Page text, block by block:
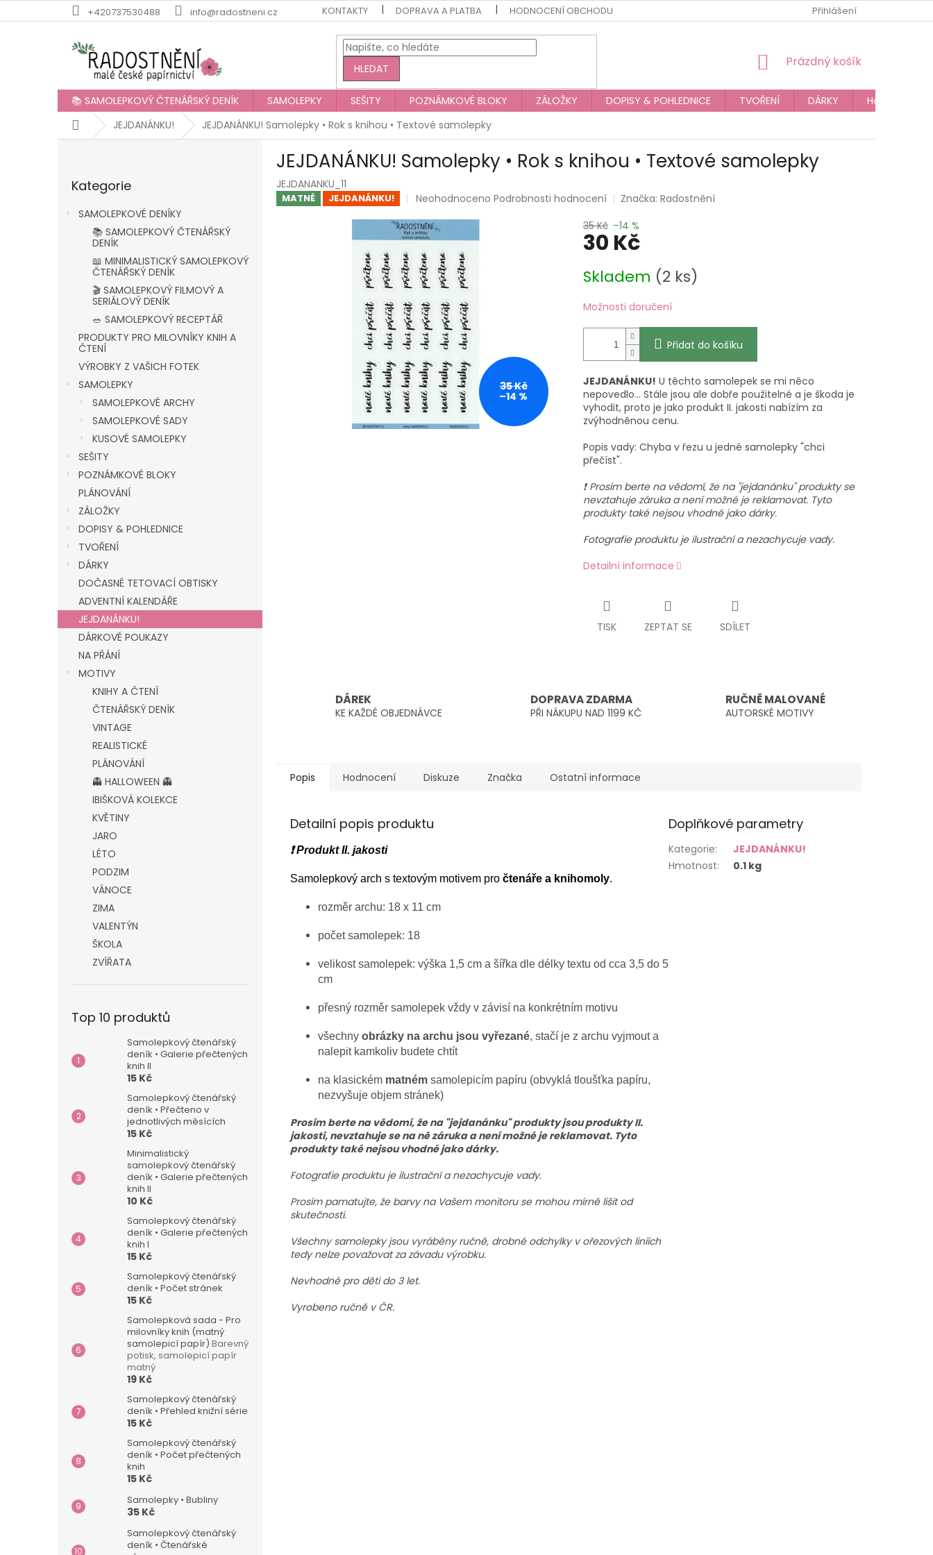
na
+420737530488 info@radostneni.cz KONTAKTY DOPRAVA A PLATBA HODNOCENÍ OBCHODU OBCHODNÍ PODMÍNKY
Přihlášení
HLEDAT
NÁKUPNÍ
Prázdný košík
📚 SAMOLEPKOVÝ ČTENÁŘSKÝ DENÍK SAMOLEPKY SEŠITY POZNÁMKOVÉ BLOKY ZÁLOŽKY DOPISY & POHLEDNICE TVOŘENÍ DÁRKY
Hodnocení
DomůJEJDANÁNKU! JEJDANÁNKU! Samolepky • Rok s knihou • Textové samolepky
kategorie
Kategorie
SAMOLEPKOVÉ DENÍKY
📚 SAMOLEPKOVÝ ČTENÁŘSKÝ
DENÍK
📖 MINIMALISTICKÝ SAMOLEPKOVÝ
ČTENÁŘSKÝ DENÍK
🎬 SAMOLEPKOVÝ FILMOVÝ A
SERIÁLOVÝ DENÍK
🥗 SAMOLEPKOVÝ RECEPTÁŘ
PRODUKTY PRO MILOVNÍKY KNIH A
ČTENÍ
VÝROBKY Z VAŠICH FOTEK
SAMOLEPKY
SAMOLEPKOVÉ ARCHY
SAMOLEPKOVÉ SADY
KUSOVÉ SAMOLEPKY
SEŠITY
POZNÁMKOVÉ BLOKY
PLÁNOVÁNÍ
ZÁLOŽKY
DOPISY & POHLEDNICE
TVOŘENÍ
DÁRKY
DOČASNÉ TETOVACÍ OBTISKY
ADVENTNÍ KALENDÁŘE
JEJDANÁNKU!
DÁRKOVÉ POUKAZY
NA PŘÁNÍ
MOTIVY
KNIHY A ČTENÍ
ČTENÁŘSKÝ DENÍK
VINTAGE
REALISTICKÉ
PLÁNOVÁNÍ
👻 HALLOWEEN 👻
IBIŠKOVÁ KOLEKCE
KVĚTINY
JARO
LÉTO
PODZIM
VÁNOCE
ZIMA
VALENTÝN
ŠKOLA
ZVÍŘATA
Top 10 produktů
Samolepkový čtenářský
deník • Galerie přečtených
knih II
15 Kč
Samolepkový čtenářský
deník • Přečteno v
jednotlivých měsících
15 Kč
Minimalistický
samolepkový čtenářský
deník • Galerie přečtených
knih II
10 Kč
Samolepkový čtenářský
deník • Galerie přečtených
knih I
15 Kč
Samolepkový čtenářský
deník • Počet stránek
15 Kč
Samolepková sada - Pro
milovníky knih (matný
samolepicí papír) Barevný
potisk, samolepicí papír
matný
19 Kč
Samolepkový čtenářský
deník • Přehled knižní série
15 Kč
Samolepkový čtenářský
deník • Počet přečtených
knih
15 Kč
Samolepky • Bubliny
35 Kč
Samolepkový čtenářský
deník • Čtenářské
JEJDANÁNKU! Samolepky • Rok s knihou • Textové samolepky
JEJDANANKU_11
MATNÉ JEJDANÁNKU!
Průměrné
produktu
je
0,0
5
hvězdiček.
Neohodnoceno Podrobnosti hodnocení Značka: Radostnění
35 Kč
–14 %
35 Kč –14 %
30 Kč
cena:
Skladem (2 ks)
Možnosti doručení
Přidat do košíku
JEJDANÁNKU! U těchto samolepek se mi něco
nepovedlo... Stále jsou ale dobře použitelné a je škoda je
vyhodit, proto je jako produkt II. jakosti nabízím za
zvýhodněnou cenu.
Popis vady: Chyba v řezu u jedné samolepky "chci
přečíst".
❗ Prosím berte na vědomí, že na "jejdanánku" produkty se
nevztahuje záruka a není možné je reklamovat. Tyto
produkty také nejsou vhodné jako dárky.
Fotografie produktu je ilustrační a nezachycuje vady.
Detailní informace
TISK ZEPTAT SE SDÍLET
DÁREK
KE KAŽDÉ OBJEDNÁVCE
DOPRAVA ZDARMA
PŘI NÁKUPU NAD 1199 KČ
RUČNĚ MALOVANÉ
AUTORSKÉ MOTIVY
Popis Hodnocení Diskuze Značka Ostatní informace
Detailní popis produktu
❗ Produkt II. jakosti
Samolepkový arch s textovým motivem pro čtenáře a knihomoly.
rozměr archu: 18 x 11 cm
počet samolepek: 18
velikost samolepek: výška 1,5 cm a šířka dle délky textu od cca 3,5 do 5
cm
přesný rozměr samolepek vždy v závisí na konkrétním motivu
všechny obrázky na archu jsou vyřezané, stačí je z archu vyjmout a
nalepit kamkoliv budete chtít
na klasickém matném samolepicím papíru (obvyklá tloušťka papíru,
nezvyšuje objem stránek)
Prosím berte na vědomí, že na "jejdanánku" produkty jsou produkty II.
jakosti, nevztahuje se na ně záruka a není možné je reklamovat. Tyto
produkty také nejsou vhodné jako dárky.
Fotografie produktu je ilustrační a nezachycuje vady.
Prosím pamatujte, že barvy na Vašem monitoru se mohou mírně lišit od
skutečnosti.
Všechny samolepky jsou vyráběny ručně, drobné odchylky v ořezových liniích
tedy nelze považovat za závadu výrobku.
Nevhodné pro děti do 3 let.
Vyrobeno ručně v ČR.
Doplňkové parametry
Kategorie:
JEJDANÁNKU!
Hmotnost: 0.1 kg